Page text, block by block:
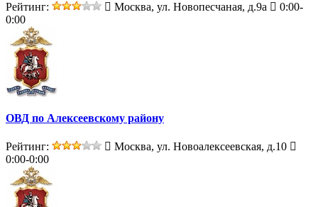
Рейтинг: Москва, ул. Новопесчаная, д.9а
0:00-
0:00
ОВД по Алексеевскому району
Рейтинг:
Москва, ул. Новоалексеевская, д.10
0:00-0:00